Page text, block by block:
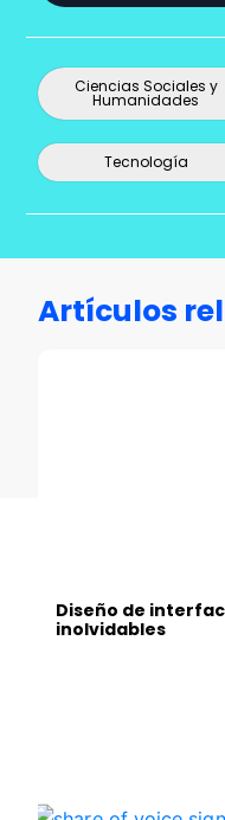
Ciencias Sociales y
Humanidades
Tecnología
Artículos
Diseño de
inolvidables